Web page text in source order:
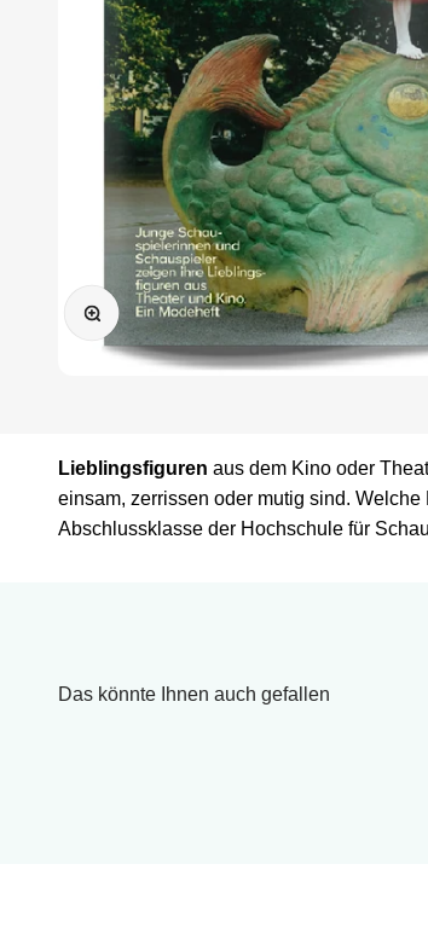
Bild vergrößern
Lieblingsfiguren aus dem Kino oder
einsam, zerrissen oder mutig sind.
Abschlussklasse der Hochschule für
Das könnte Ihnen auch gefallen